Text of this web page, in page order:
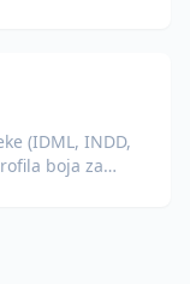
(IDML, INDD,
boja za